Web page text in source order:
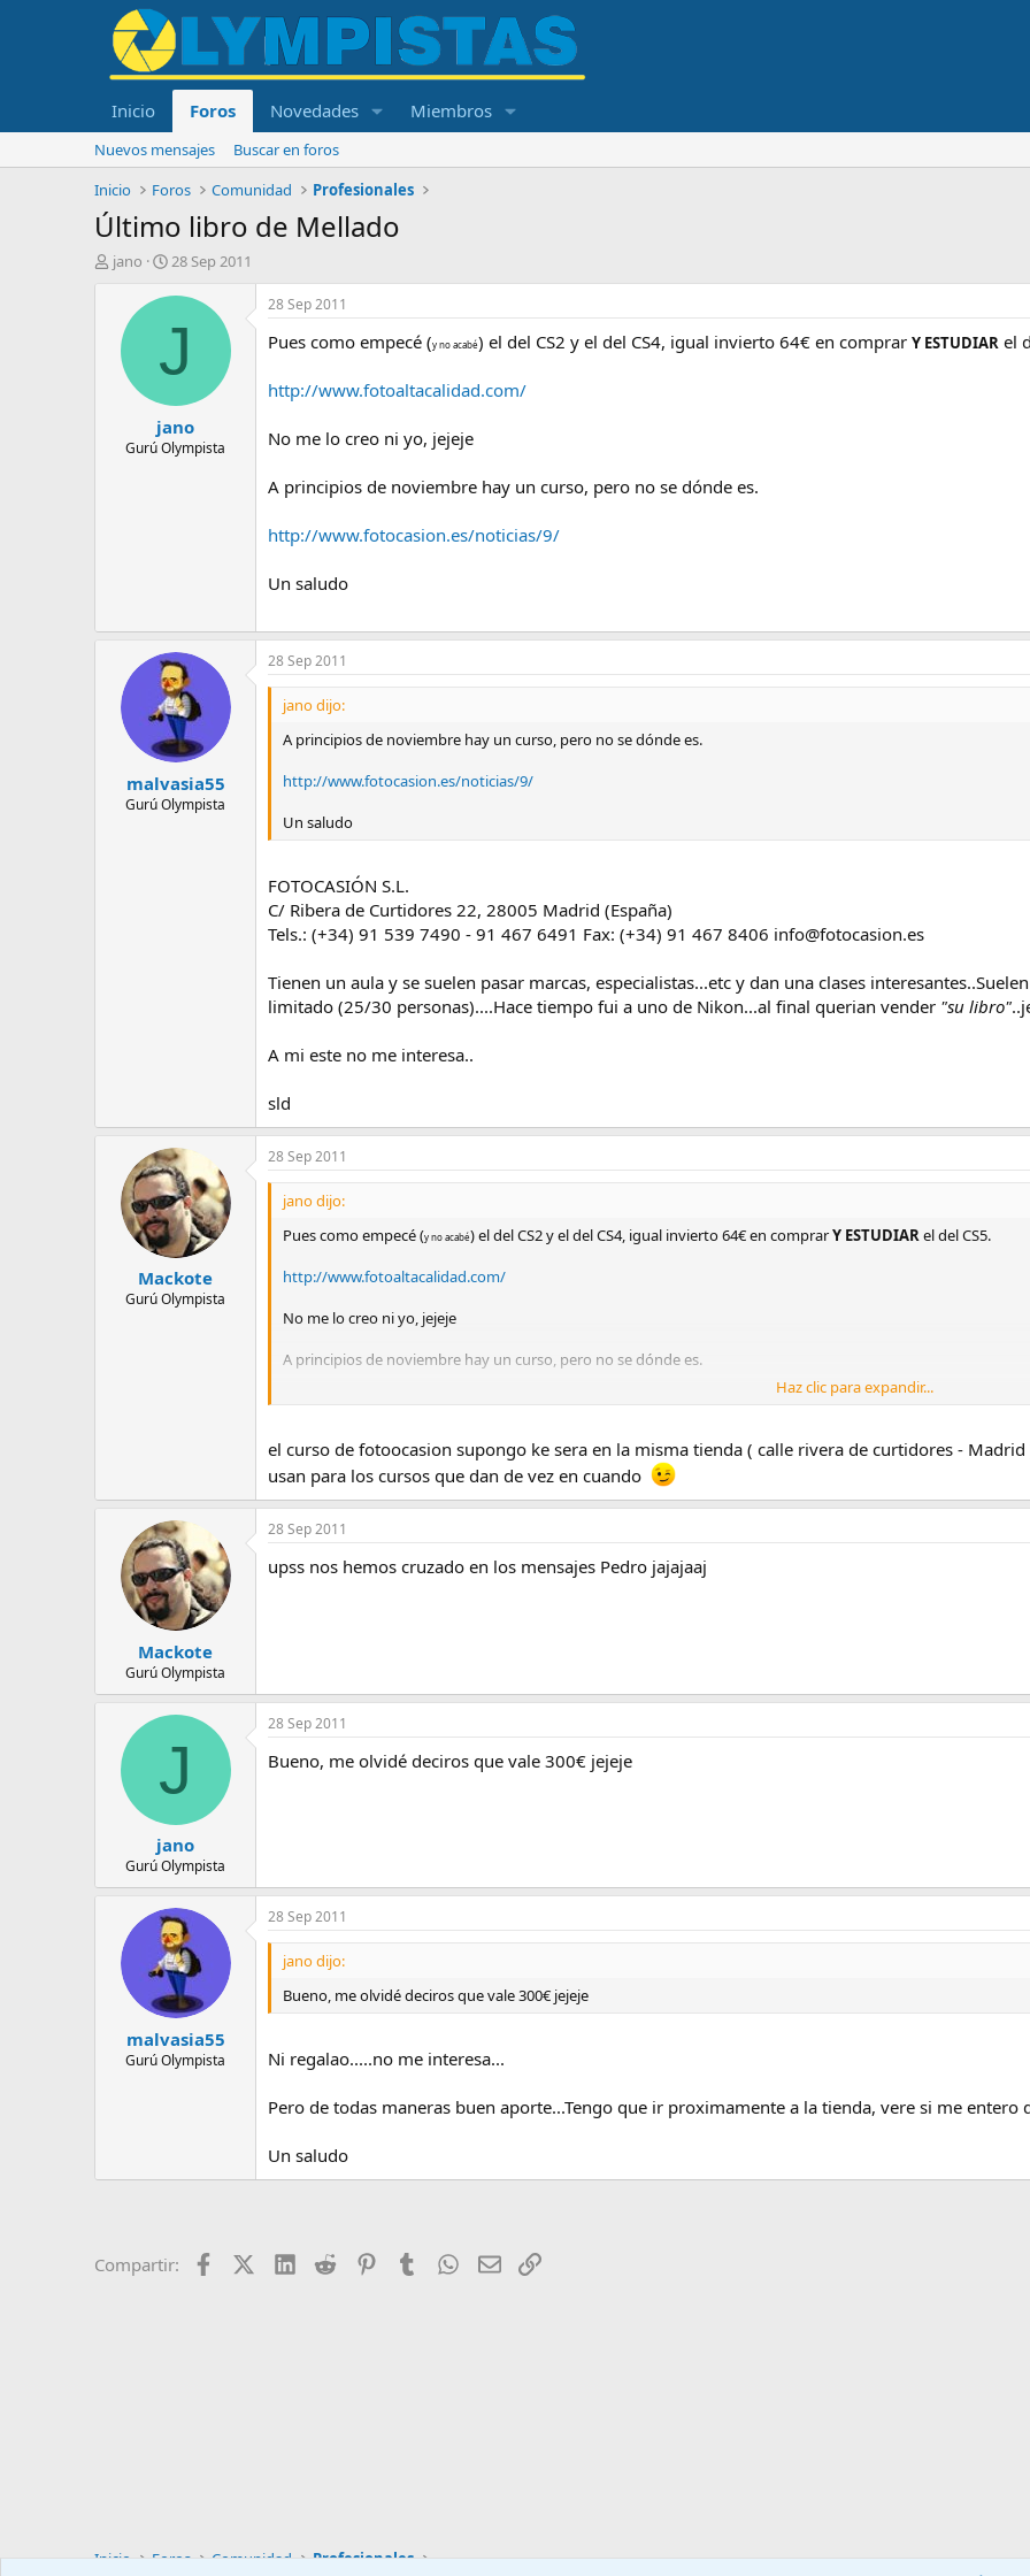
Inicio Foros Novedades Miembros
Nuevos mensajes
Buscar en foros
Inicio
Foros Comunidad Profesionales
Último libro de Mellado
Ijano
F
c
d
i
n
i
28 Sep 2011
J
jano
Gurú Olympista
28 Sep 2011
Pues como empecé (y no acabé) el del CS2 y el del CS4, igual invierto 64€ en comprar Y ESTUDIAR el
http://www.fotoaltacalidad.com/
No me lo creo ni yo, jejeje
A principios de noviembre hay un curso, pero no se dónde es.
http://www.fotocasion.es/noticias/9/
Un saludo
malvasia55
Gurú Olympista
28 Sep 2011
jano dijo:
A principios de noviembre hay un curso, pero no se dónde es.
http://www.fotocasion.es/noticias/9/
Un saludo
FOTOCASIÓN S.L.
C/ Ribera de Curtidores 22, 28005 Madrid (España)
Tels.: (+34) 91 539 7490 - 91 467 6491 Fax: (+34) 91 467 8406 info@fotocasion.es
Tienen un aula y se suelen pasar marcas, especialistas...etc y dan una clases
limitado (25/30 personas)....Hace tiempo fui a uno de Nikon...al final querian vender "su libro"
A mi este no me interesa..
sld
Mackote
Gurú Olympista
28 Sep 2011
jano dijo:
Pues como empecé (y no acabé) el del CS2 y el del CS4, igual invierto 64€ en comprarY ESTUDIAR el del CS5.
http://www.fotoaltacalidad.com/
No me lo creo ni yo, jejeje
A principios de noviembre hay un curso, pero no se dónde es.
Un saludo
Haz clic para expandir...
el curso de fotoocasion supongo ke sera en la misma tienda ( calle rivera de curtidores -
usan para los cursos que dan de vez en cuando
Mackote
Gurú Olympista
28 Sep 2011
upss nos hemos cruzado en los mensajes Pedro jajajaaj
J
jano
Gurú Olympista
28 Sep 2011
Bueno, me olvidé deciros que vale 300€ jejeje
malvasia55
Gurú Olympista
28 Sep 2011
jano dijo:
Bueno, me olvidé deciros que vale 300€ jejeje
Ni regalao.....no me interesa...
Pero de todas maneras buen aporte...Tengo que ir proximamente a la tienda, vere si me entero
Un saludo
Compartir: FacebookX (Twitter)
LinkedIn
Reddit PinterestTumblrWhatsApp
EmailEnlace
Inicio Foros Comunidad Profesionales